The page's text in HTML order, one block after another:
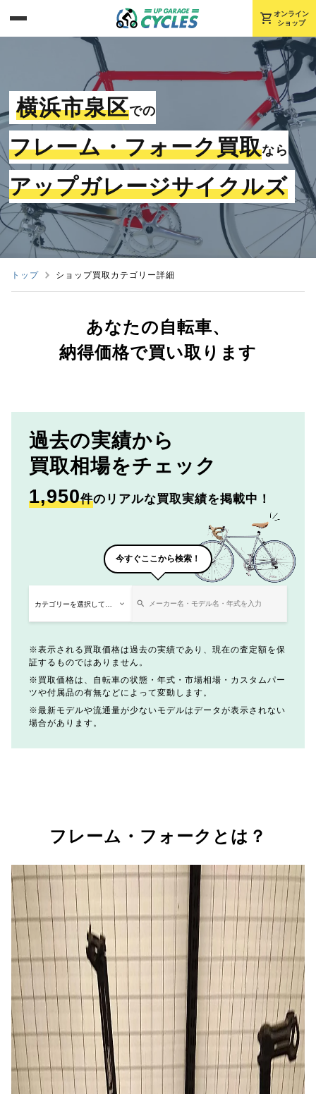
shopping_cart オンライン
ショップ
横浜市泉区での
フレーム・フォーク買取なら
アップガレージサイクルズ
トップ ショップ買取カテゴリー詳細
あなたの自転車、
納得価格で買い取ります
過去の実績から
買取相場をチェック
1,950件のリアルな買取実績を掲載中！
今すぐここから検索！
表示される買取価格は過去の実績であり、現在の査定額を保
証するものではありません。
買取価格は、自転車の状態・年式・市場相場・カスタムパー
ツや付属品の有無などによって変動します。
最新モデルや流通量が少ないモデルはデータが表示されない
場合があります。
フレーム・フォークとは？